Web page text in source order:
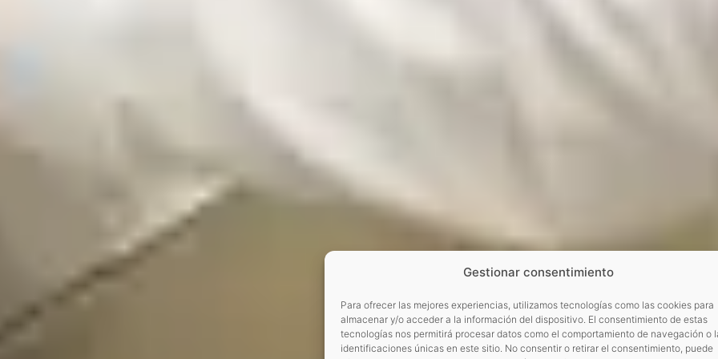
Gestionar consentimiento
Para ofrecer las mejores experiencias, utilizamos tecnologías como las cookies para
almacenar y/o acceder a la información del dispositivo. El consentimiento de estas
tecnologías nos permitirá procesar datos como el comportamiento de navegación o
identificaciones únicas en este sitio. No consentir o retirar el consentimiento, puede